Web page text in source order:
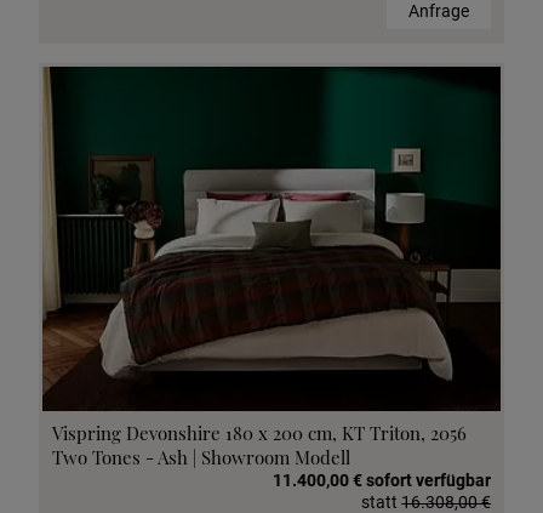
Anfrage
Vispring Devonshire 180 x 200 cm, KT Triton, 2056
Two Tones - Ash | Showroom Modell
11.400,00 € sofort verfügbar
statt 16.308,00 €